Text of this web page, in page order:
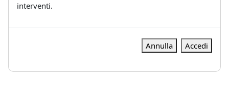
interventi.
Annulla Accedi